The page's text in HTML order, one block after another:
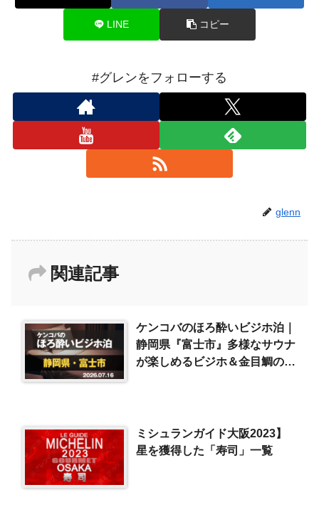
LINE コピー
#グレンをフォローする
glenn
関連記事
ケンコバのほろ酔いビジホ泊｜
静岡県『富士市』多様なサウナ
が楽しめるビジホ＆金目鯛の煮
ミシュランガイド大阪2023】
星を獲得した「寿司」一覧